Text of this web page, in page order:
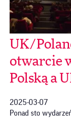
UK/
otwarcie
Polską a
2025-03-07
Ponad sto